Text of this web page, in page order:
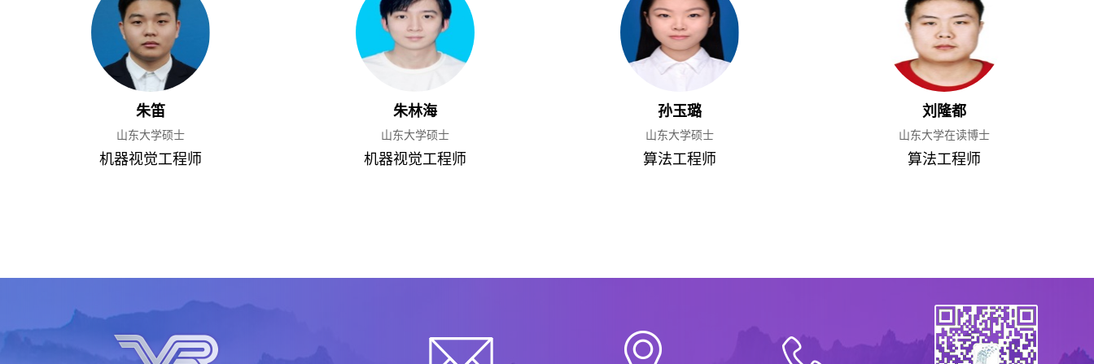
朱笛
山东大学硕士
机器视觉工程师
朱林海
山东大学硕士
机器视觉工程师
孙玉璐
山东大学硕士
算法工程师
刘隆都
山东大学在读博士
算法工程师